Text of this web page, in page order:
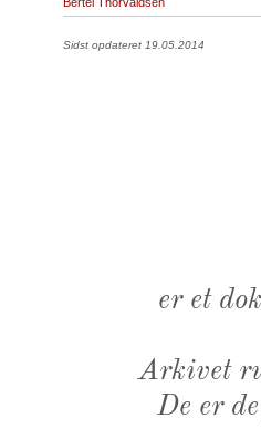
Sidst opdateret 19.05.2014
er et
Arkivet
De er